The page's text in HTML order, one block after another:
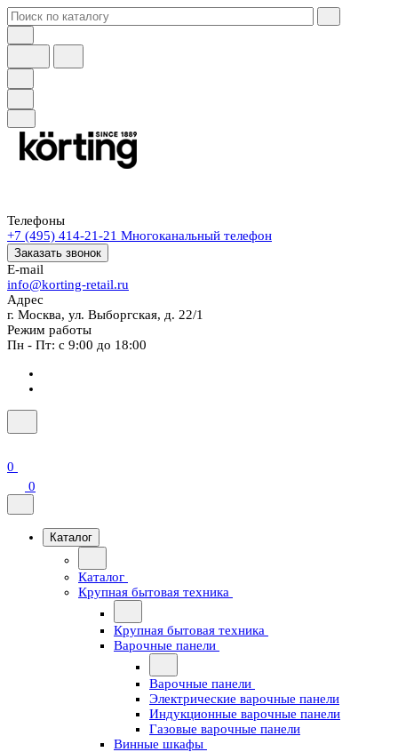
Телефоны
+7 (495) 414-21-21 Многоканальный телефон
Заказать звонок
E-mail
info@korting-retail.ru
Адрес
г. Москва, ул. Выборгская, д. 22/1
Режим работы
Пн - Пт: с 9:00 до 18:00
0
0
Каталог
Каталог
Крупная бытовая техника
Крупная бытовая техника
Варочные панели
Варочные панели
Электрические варочные панели
Индукционные варочные панели
Газовые варочные панели
Винные шкафы